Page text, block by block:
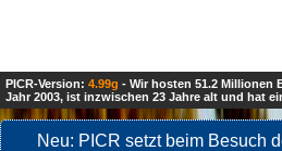
PICR-Version: 4.99g - Wir hosten 51.2 Millionen
Jahr 2003, ist inzwischen 23 Jahre alt und hat
Neu: PICR setzt beim Besuch